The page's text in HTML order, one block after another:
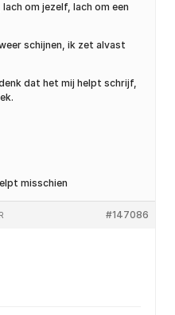
om jezelf, lach om een
schijnen, ik zet alvast
dat het mij helpt schrijf,
misschien
#147086